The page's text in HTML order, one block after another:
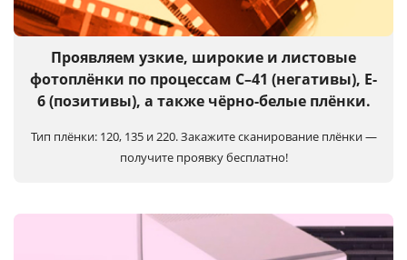
Проявляем узкие, широкие и листовые
фотоплёнки по процессам C–41 (негативы), E-
6 (позитивы), а также чёрно-белые плёнки.
Тип плёнки: 120, 135 и 220.Закажите сканирование плёнки —
получите проявку бесплатно!